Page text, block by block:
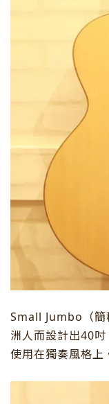
Small Jumbo（簡
洲人而設計出40
使用在獨奏風格上